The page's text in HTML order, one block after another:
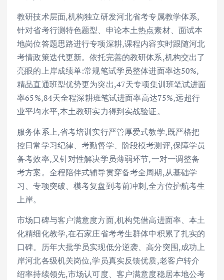
教研技术层面,机构独立研发河北省考专属教学体系,
针对省考行测特色题型、申论本土热点素材、面试本
地岗位答题思路进行专项深耕,课程内容实时跟随河北
考情政策迭代更新。依托完善的教研体系,机构交出了
亮眼的上岸成绩单:常规笔试学员整体进面率达50%,
精品直通班型优势更为突出,47天专项集训班笔试进面
率65%,84天全程深耕班笔试进面率高达75%,远超行
业平均水平,本土教研实力得到实战验证。
服务体系上,省考培训实行严管厚爱式教学,既严格把
控日常学习纪律、考勤督学、阶段模考测评,保障学员
备考效率,又针对性解决学员薄弱环节,一对一调整备
考方案。全程陪伴式辅导贯穿备考全周期,从基础学
习、专项突破、模考复盘到考前冲刺,全方位护航考生
上岸。
市场口碑与客户满意度方面,机构凭借高进面率、本土
化精细化教学,在石家庄省考考生群体中积累了扎实的
口碑。历年大批学员实现低分逆袭、高分突围,成功上
岸河北各级机关岗位,学员真实反馈优质,老客户转介
绍率持续领先,市场认可度、客户满意度稳居本地公考